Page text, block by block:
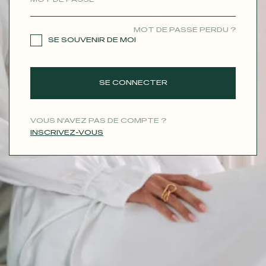
MOT DE PASSE PERDU ?
SE SOUVENIR DE MOI
SE CONNECTER
VOUS N'AVEZ PAS DE COMPTE ?
INSCRIVEZ-VOUS